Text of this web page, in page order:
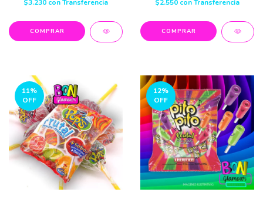
$3.230 conTransferencia $2.550 conTransferencia
11%
OFF
12%
OFF